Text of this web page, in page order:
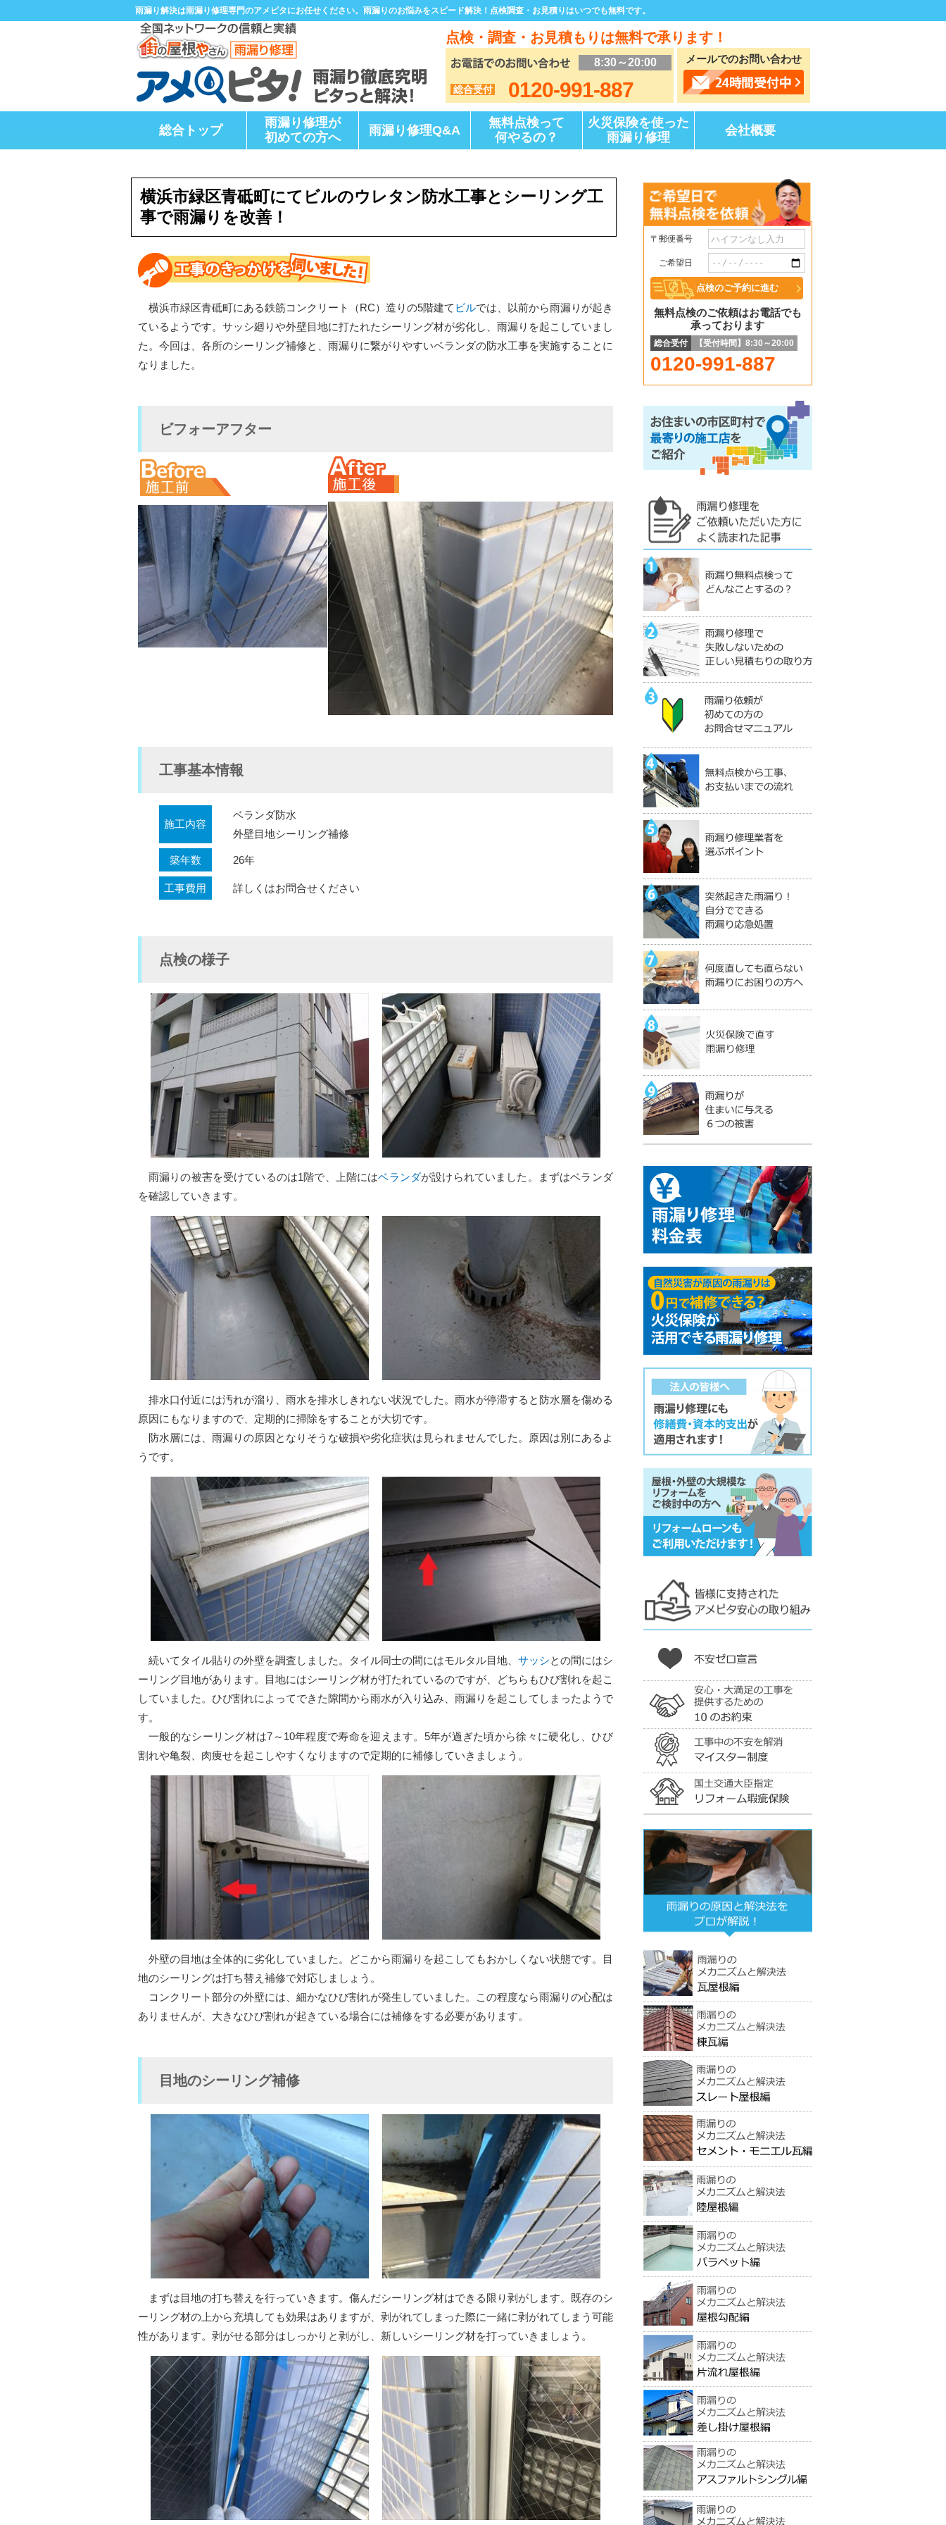
雨漏り解決は雨漏り修理専門のアメピタにお任せください。雨漏りのお悩みをスピード解決！点検調査・お見積りはいつでも無料です。
点検・調査・お見積もりは無料で承ります！
8:30～20:00
総合受付 0120-991-887
メールでのお問い合わせ
総合トップ
雨漏り修理が
初めての方へ
雨漏り修理Q&A
無料点検って
何やるの？
火災保険を使った
雨漏り修理
会社概要
横浜市緑区青砥町にてビルのウレタン防水工事とシーリング工
事で雨漏りを改善！
横浜市緑区青砥町にある鉄筋コンクリート（RC）造りの5階建て ビルでは、以前から雨漏りが起き
ているようです。サッシ廻りや外壁目地に打たれたシーリング材が劣化し、雨漏りを起こしていまし
た。今回は、各所のシーリング補修と、雨漏りに繋がりやすいベランダの防水工事を実施することに
なりました。
ビフォーアフター
工事基本情報
施工内容
ベランダ防水
外壁目地シーリング補修
築年数 26年
工事費用 詳しくはお問合せください
点検の様子
雨漏りの被害を受けているのは1階で、上階にはベランダが設けられていました。まずはベランダ
を確認していきます。
排水口付近には汚れが溜り、雨水を排水しきれない状況でした。雨水が停滞すると防水層を傷める
原因にもなりますので、定期的に掃除をすることが大切です。
防水層には、雨漏りの原因となりそうな破損や劣化症状は見られませんでした。原因は別にあるよ
うです。
続いてタイル貼りの外壁を調査しました。タイル同士の間にはモルタル目地、 サッシとの間にはシ
ーリング目地があります。目地にはシーリング材が打たれているのですが、どちらもひび割れを起こ
していました。ひび割れによってできた隙間から雨水が入り込み、雨漏りを起こしてしまったようで
す。
一般的なシーリング材は7～10年程度で寿命を迎えます。5年が過ぎた頃から徐々に硬化し、ひび
割れや亀裂、肉痩せを起こしやすくなりますので定期的に補修していきましょう。
外壁の目地は全体的に劣化していました。どこから雨漏りを起こしてもおかしくない状態です。目
地のシーリングは打ち替え補修で対応しましょう。
コンクリート部分の外壁には、細かなひび割れが発生していました。この程度なら雨漏りの心配は
ありませんが、大きなひび割れが起きている場合には補修をする必要があります。
目地のシーリング補修
まずは目地の打ち替えを行っていきます。傷んだシーリング材はできる限り剥がします。既存のシ
ーリング材の上から充填しても効果はありますが、剥がれてしまった際に一緒に剥がれてしまう可能
性があります。剥がせる部分はしっかりと剥がし、新しいシーリング材を打っていきましょう。
〒郵便番号
ご希望日
無料点検のご依頼はお電話でも
承っております
総合受付 【受付時間】8:30～20:00
0120-991-887